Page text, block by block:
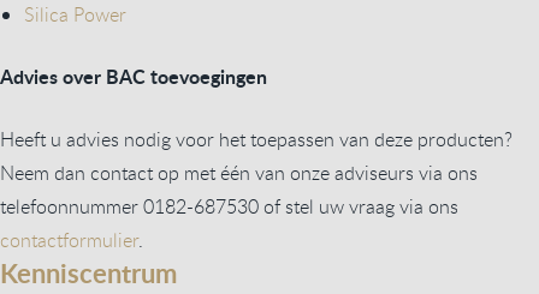
Silica Power
Advies over BAC toevoegingen
Heeft u advies nodig voor het toepassen van deze producten?
Neem dan contact op met één van onze adviseurs via ons
telefoonnummer 0182-687530 of stel uw vraag via ons
contactformulier.
Kenniscentrum